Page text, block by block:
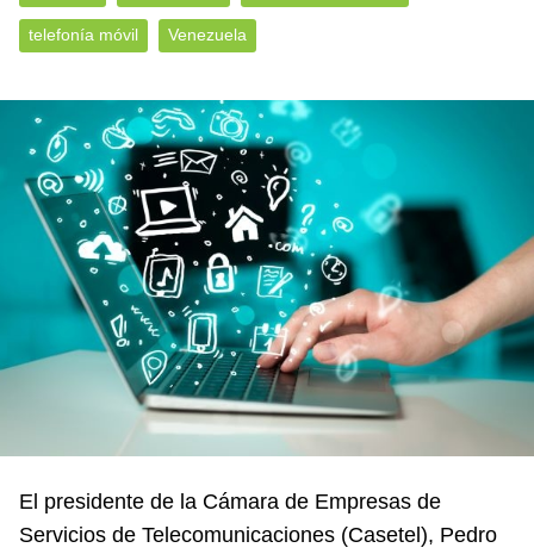
telefonía móvil Venezuela
El presidente de la Cámara de Empresas de
Servicios de Telecomunicaciones (Casetel), Pedro